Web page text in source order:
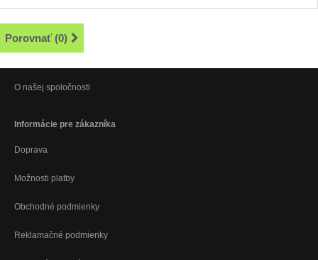
Porovnať (0)
O našej spoločnosti
Informácie pre zákazníka
Doprava
Možnosti platby
Obchodné podmienky
Reklamačné podmienky